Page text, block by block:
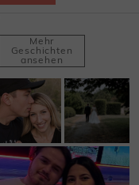
Mehr
Geschichten
ansehen